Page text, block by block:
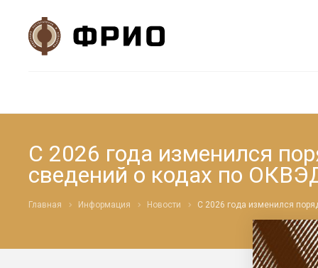
С 2026 года изменился
сведений о кодах по
Главная Информация Новости С 2026 года изменился